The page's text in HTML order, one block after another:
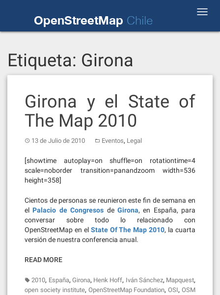
OpenStreetMap Chile
Etiqueta: Girona
Girona y el State of
The Map 2010
13 de Julio de 2010 Eventos, Legal
[showtime autoplay=on shuffle=on rotationtime=4
scale=noborder transition=panandzoom width=536
height=358]
Cientos de personas se reunieron este fin de semana en
el Palacio de Congresos de Girona, en España, para
conversar sobre todo lo relacionado con
OpenStreetMap en el State Of The Map 2010, la cuarta
versión de nuestra conferencia anual.
READ MORE
2010, España, Girona, Henk Hoff, Iván Sánchez, Mapquest,
open society institute, OpenStreetMap Foundation,OSI,OSM